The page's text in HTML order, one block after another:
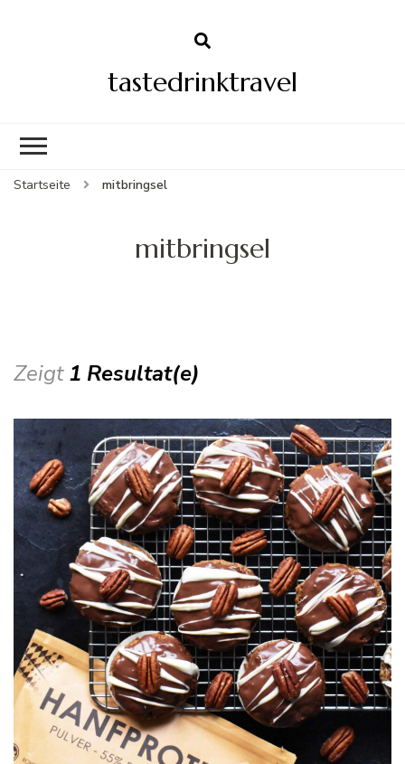
tastedrinktravel
Startseite mitbringsel
mitbringsel
Zeigt1 Resultat(e)